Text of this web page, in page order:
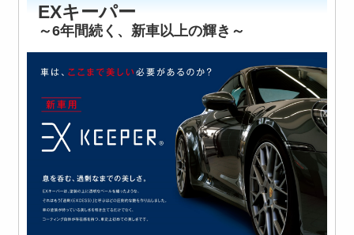
EXキーパー
～6年間続く、新車以上の輝き～